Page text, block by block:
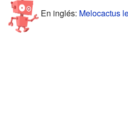
En inglés: Melocactus